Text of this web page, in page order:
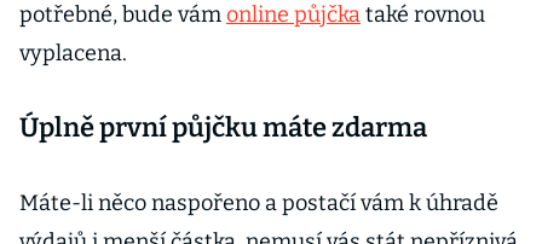
potřebné, bude vámonline půjčkataké rovnou
vyplacena.
Úplně první půjčku máte zdarma
Máte-li něco naspořeno a postačí vám k úhradě